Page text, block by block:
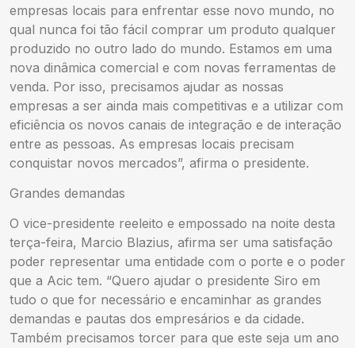
empresas locais para enfrentar esse novo mundo, no
qual nunca foi tão fácil comprar um produto qualquer
produzido no outro lado do mundo. Estamos em uma
nova dinâmica comercial e com novas ferramentas de
venda. Por isso, precisamos ajudar as nossas
empresas a ser ainda mais competitivas e a utilizar com
eficiência os novos canais de integração e de interação
entre as pessoas. As empresas locais precisam
conquistar novos mercados”, afirma o presidente.
Grandes demandas
O vice-presidente reeleito e empossado na noite desta
terça-feira, Marcio Blazius, afirma ser uma satisfação
poder representar uma entidade com o porte e o poder
que a Acic tem. “Quero ajudar o presidente Siro em
tudo o que for necessário e encaminhar as grandes
demandas e pautas dos empresários e da cidade.
Também precisamos torcer para que este seja um ano